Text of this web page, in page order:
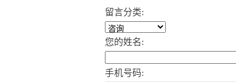
留言分类:
您的姓名:
手机号码: